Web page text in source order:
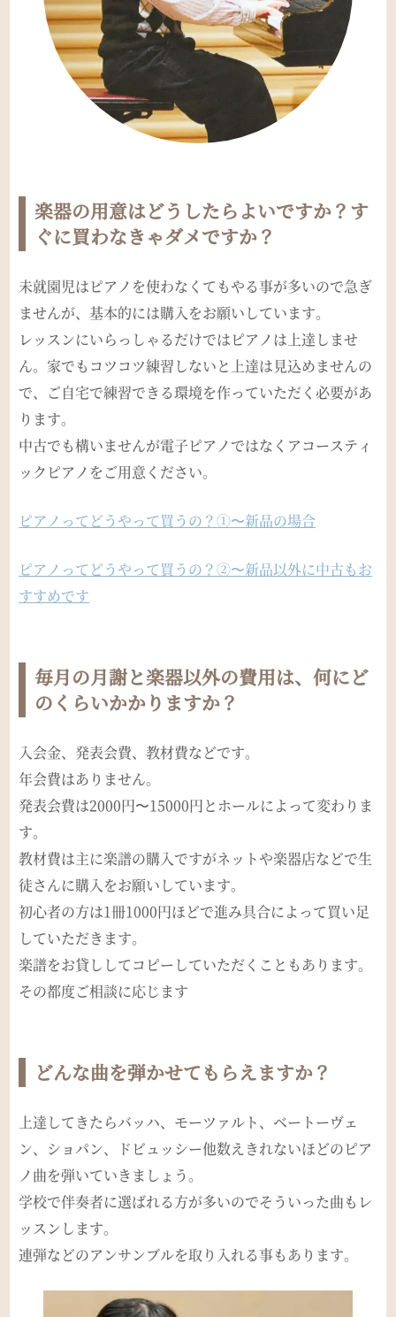
楽器の用意はどうしたらよいですか？す
ぐに買わなきゃダメですか？
未就園児はピアノを使わなくてもやる事が多いので急ぎ
ませんが、基本的には購入をお願いしています。
レッスンにいらっしゃるだけではピアノは上達しませ
ん。家でもコツコツ練習しないと上達は見込めませんの
で、ご自宅で練習できる環境を作っていただく必要があ
ります。
中古でも構いませんが電子ピアノではなくアコースティ
ックピアノをご用意ください。
ピアノってどうやって買うの？①〜新品の場合
ピアノってどうやって買うの？②〜新品以外に中古もお
すすめです
毎月の月謝と楽器以外の費用は、何にど
のくらいかかりますか？
入会金、発表会費、教材費などです。
年会費はありません。
発表会費は2000円〜15000円とホールによって変わりま
す。
教材費は主に楽譜の購入ですがネットや楽器店などで生
徒さんに購入をお願いしています。
初心者の方は1冊1000円ほどで進み具合によって買い足
していただきます。
楽譜をお貸ししてコピーしていただくこともあります。
その都度ご相談に応じます
どんな曲を弾かせてもらえますか？
上達してきたらバッハ、モーツァルト、ベートーヴェ
ン、ショパン、ドビュッシー他数えきれないほどのピア
ノ曲を弾いていきましょう。
学校で伴奏者に選ばれる方が多いのでそういった曲もレ
ッスンします。
連弾などのアンサンブルを取り入れる事もあります。